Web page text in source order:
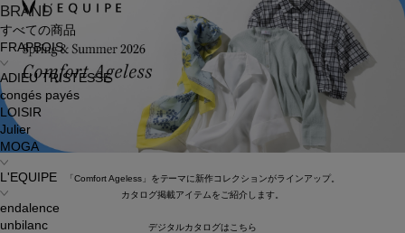
BRAND
すべての商品
FRAPBOIS
ADIEU TRISTESSE
congés payés
LOISIR
Julier
MOGA
L'EQUIPE
endalence
unbilanc
「Comfort Ageless」をテーマに新作コレクションがラインアップ。
カタログ掲載アイテムをご紹介します。
デジタルカタログはこちら